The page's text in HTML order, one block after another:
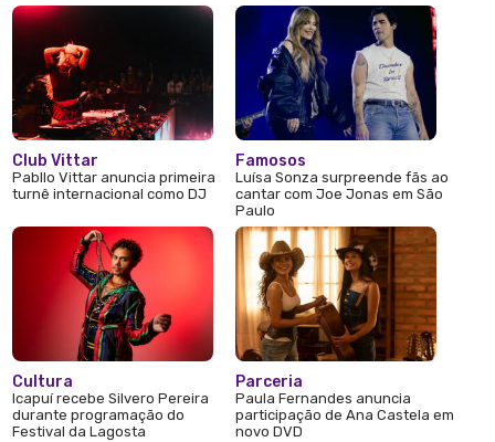
Club Vittar
Pabllo Vittar anuncia primeira
turnê internacional como DJ
Cultura
Icapuí recebe Silvero Pereira
durante programação do
Festival da Lagosta
Famosos
Luísa Sonza surpreende fãs ao
cantar com Joe Jonas em São
Paulo
Parceria
Paula Fernandes anuncia
participação de Ana Castela em
novo DVD